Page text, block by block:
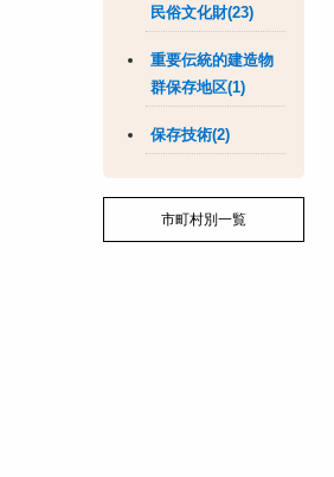
民俗文化財(23)
重要伝統的建造物
群保存地区(1)
保存技術(2)
市町村別一覧